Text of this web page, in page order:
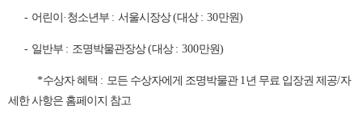
- 어린이 · 청소년부 : 서울시장상(대상 : 30만원)
- 일반부 : 조명박물관장상(대상 : 300만원)
*수상자 혜택 : 모든 수상자에게 조명박물관 1년 무료 입장권 제공/자
세한 사항은 홈페이지 참고